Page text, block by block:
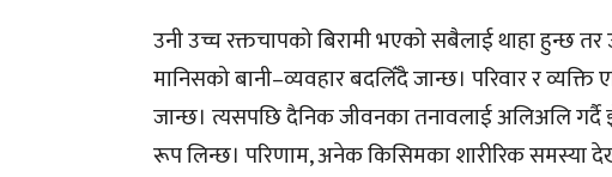
उनी उच्च रक्तचापको बिरामी भएको सबैलाई थाहा हुन्छ
मानिसको बानी–व्यवहार बदलिँंदै जान्छ। परिवार र
जान्छ। त्यसपछि दैनिक जीवनका तनावलाई अलिअलि
रूप लिन्छ। परिणाम, अनेक किसिमका शारीरिक समस्या